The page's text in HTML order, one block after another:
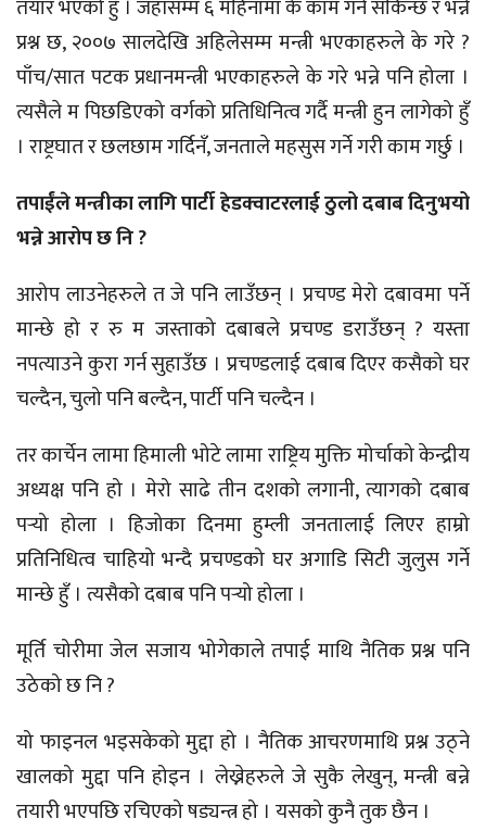
तयार भएको हुँ । जहाँसम्म ६ महिनामा के काम गर्न सकिन्छ र भन्ने
प्रश्न छ, २००७ सालदेखि अहिलेसम्म मन्त्री भएकाहरुले के गरे ?
पाँच/सात पटक प्रधानमन्त्री भएकाहरुले के गरे भन्ने पनि होला ।
त्यसैले म पिछडिएको वर्गको प्रतिधिनित्व गर्दै मन्त्री हुन लागेको हुँ
। राष्ट्रघात र छलछाम गर्दिनँ, जनताले महसुस गर्ने गरी काम गर्छु ।
तपाईंले मन्त्रीका लागि पार्टी हेडक्वाटरलाई ठुलो दबाब दिनुभयो
भन्ने आरोप छ नि ?
आरोप लाउनेहरुले त जे पनि लाउँछन् । प्रचण्ड मेरो दबावमा पर्ने
मान्छे हो र रु म जस्ताको दबाबले प्रचण्ड डराउँछन् ? यस्ता
नपत्याउने कुरा गर्न सुहाउँछ । प्रचण्डलाई दबाब दिएर कसैको घर
चल्दैन, चुलो पनि बल्दैन, पार्टी पनि चल्दैन ।
तर कार्चेन लामा हिमाली भोटे लामा राष्ट्रिय मुक्ति मोर्चाको केन्द्रीय
अध्यक्ष पनि हो । मेरो साढे तीन दशको लगानी, त्यागको दबाब
पर्‍यो होला । हिजोका दिनमा हुम्ली जनतालाई लिएर हाम्रो
प्रतिनिधित्व चाहियो भन्दै प्रचण्डको घर अगाडि सिटी जुलुस गर्ने
मान्छे हुँ । त्यसैको दबाब पनि पर्‍यो होला ।
मूर्ति चोरीमा जेल सजाय भोगेकाले तपाई माथि नैतिक प्रश्न पनि
उठेको छ नि ?
यो फाइनल भइसकेको मुद्दा हो । नैतिक आचरणमाथि प्रश्न उठ्ने
खालको मुद्दा पनि होइन । लेख्नेहरुले जे सुकै लेखुन्, मन्त्री बन्ने
तयारी भएपछि रचिएको षड्यन्त्र हो । यसको कुनै तुक छैन ।